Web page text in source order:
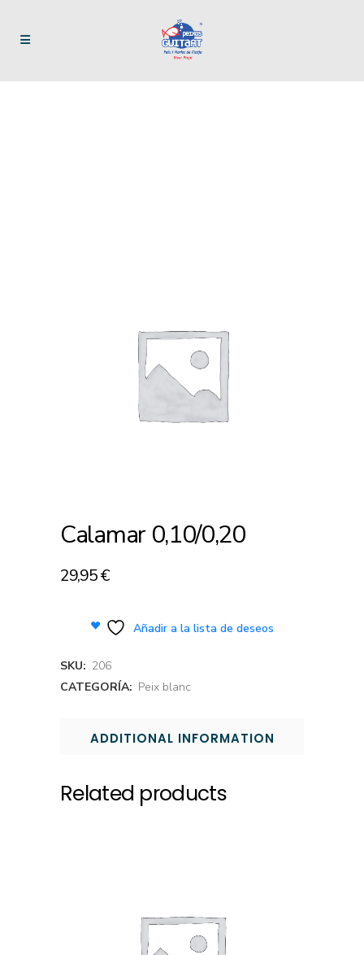
Calamar 0,10/0,20
29,95€
Añadir a la lista de deseos
SKU: 206
CATEGORÍA: Peix blanc
ADDITIONAL INFORMATION
Related products